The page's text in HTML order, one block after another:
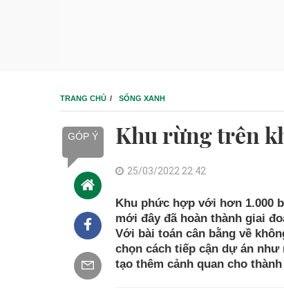
TRANG CHỦ SỐNG XANH
GÓP Ý Khu rừng trên
25/03/2022 22:42
Khu phức hợp với hơn 1.000
mới đây đã hoàn thành giai
Với bài toán cân bằng về
chọn cách tiếp cận dự án như
tạo thêm cảnh quan cho